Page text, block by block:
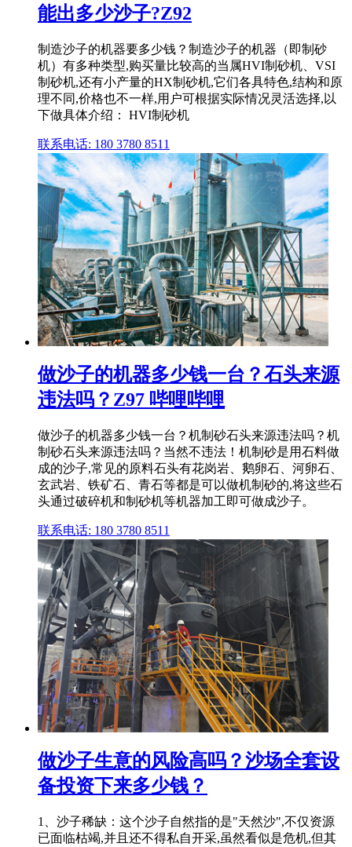
能出多少沙子?Z92
制造沙子的机器要多少钱？制造沙子的机器（即制砂
机）有多种类型,购买量比较高的当属HVI制砂机、VSI
制砂机,还有小产量的HX制砂机,它们各具特色,结构和原
理不同,价格也不一样,用户可根据实际情况灵活选择,以
下做具体介绍： HVI制砂机
联系电话: 180 3780 8511
做沙子的机器多少钱一台？石头来源
违法吗？Z97 哔哩哔哩
做沙子的机器多少钱一台？机制砂石头来源违法吗？机
制砂石头来源违法吗？当然不违法！机制砂是用石料做
成的沙子,常见的原料石头有花岗岩、鹅卵石、河卵石、
玄武岩、铁矿石、青石等都是可以做机制砂的,将这些石
头通过破碎机和制砂机等机器加工即可做成沙子。
联系电话: 180 3780 8511
做沙子生意的风险高吗？沙场全套设
备投资下来多少钱？
1、沙子稀缺：这个沙子自然指的是"天然沙",不仅资源
已面临枯竭,并且还不得私自开采,虽然看似是危机,但其